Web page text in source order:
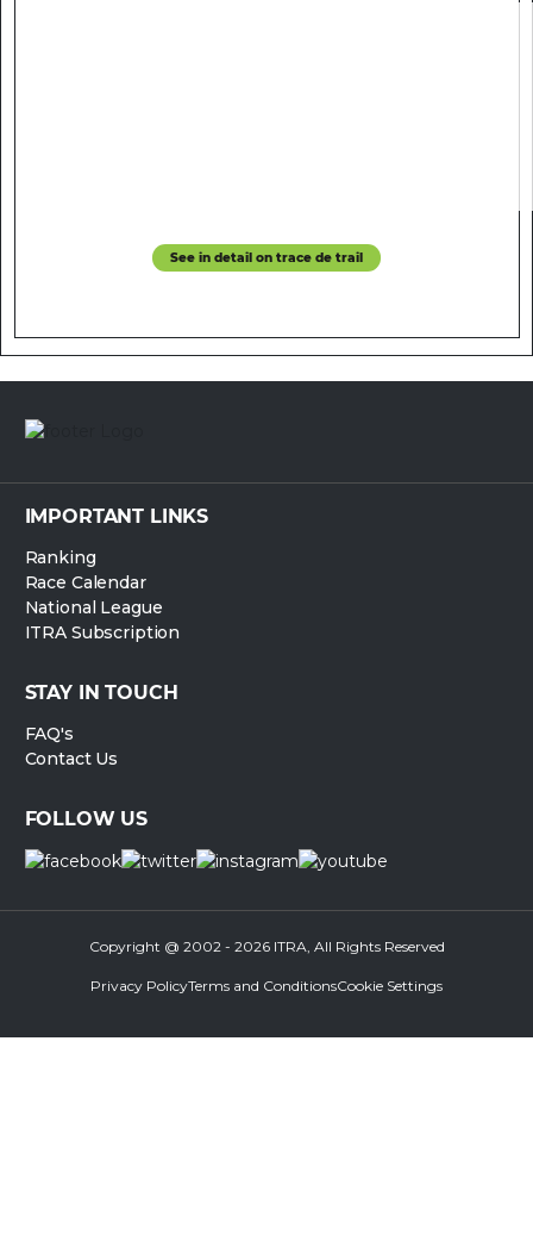
See in detail on trace de trail
IMPORTANT LINKS
Ranking
Race Calendar
National League
ITRA Subscription
STAY IN TOUCH
FAQ's
Contact Us
FOLLOW US
Copyright @ 2002 - 2026 ITRA, All Rights Reserved
Privacy PolicyTerms and ConditionsCookie Settings